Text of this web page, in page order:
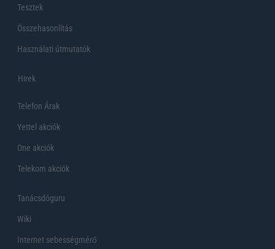
Tesztek
Összehasonlítás
Használati útmutatók
Hirek
Telefon Árak
Yettel akciók
One akciók
Telekom akciók
Tanácsdóguru
Wiki
Internet sebességmérő